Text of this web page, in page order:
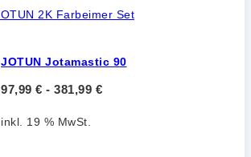
JOTUN Jotamastic 90
97,99 € - 381,99 €
inkl. 19 % MwSt.